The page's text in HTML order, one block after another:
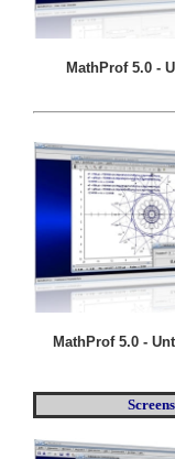
MathProf 5.0 -
MathProf 5.0 -